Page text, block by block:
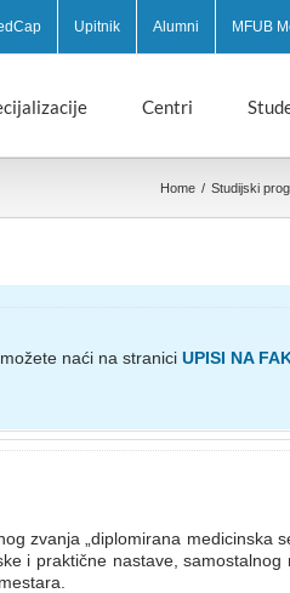
Upitnik Alumni MFUB
Centri
Home / Studijski
naći na stranici UPISI NA
zvanja „diplomirana medicinska
i praktične nastave,